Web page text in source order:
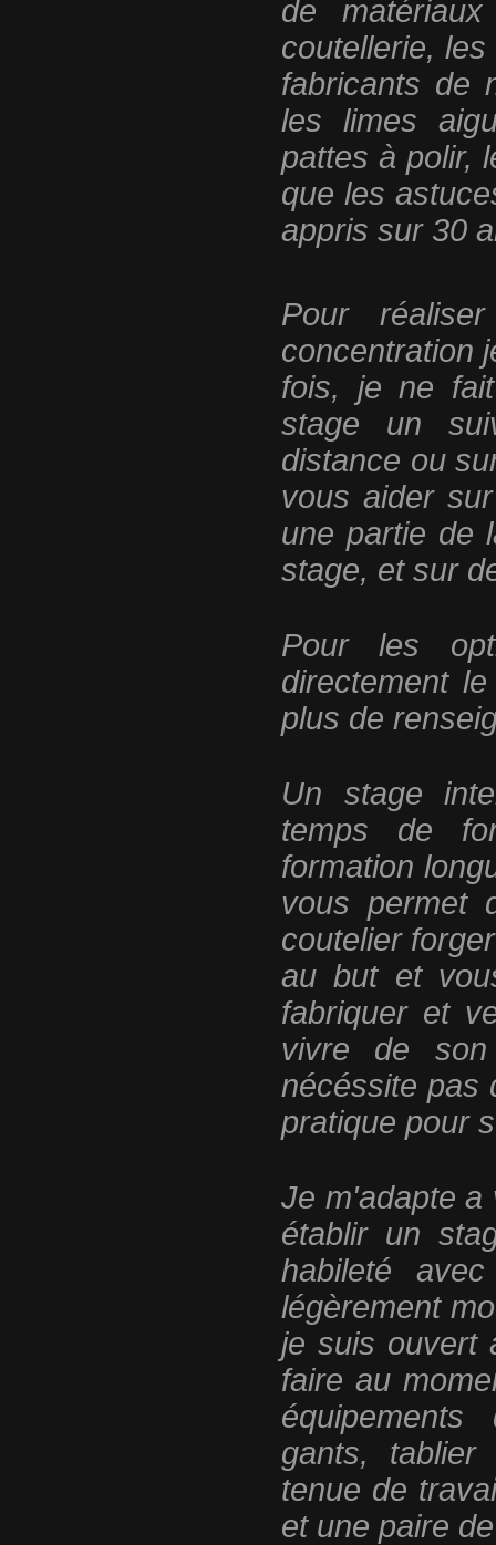
de
coutellerie,
fabricants de
les limes
pattes à polir,
que les
appris sur 30
Pour
concentration
fois, je ne
stage un
distance ou
vous aider
une partie de
stage, et sur
Pour les
directement
plus de
Un stage
temps de
formation
vous permet
coutelier
au but et
fabriquer et
vivre de
nécéssite pas
pratique pour
Je m'adapte a
établir un
habileté
légèrement
je suis ouvert
faire au
gants,
tenue de
et une paire